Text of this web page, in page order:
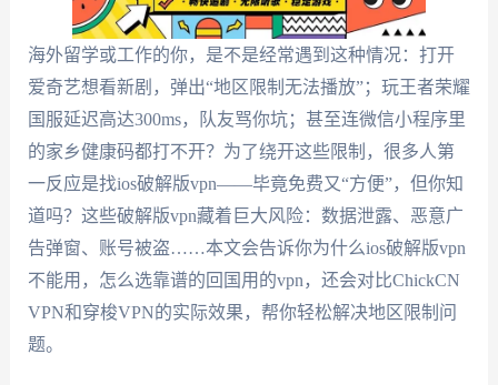
海外留学或工作的你，是不是经常遇到这种情况：打开
爱奇艺想看新剧，弹出“地区限制无法播放”；玩王者荣耀
国服延迟高达300ms，队友骂你坑；甚至连微信小程序里
的家乡健康码都打不开？为了绕开这些限制，很多人第
一反应是找ios破解版vpn——毕竟免费又“方便”，但你知
道吗？这些破解版vpn藏着巨大风险：数据泄露、恶意广
告弹窗、账号被盗……本文会告诉你为什么ios破解版vpn
不能用，怎么选靠谱的回国用的vpn，还会对比ChickCN
VPN和穿梭VPN的实际效果，帮你轻松解决地区限制问
题。